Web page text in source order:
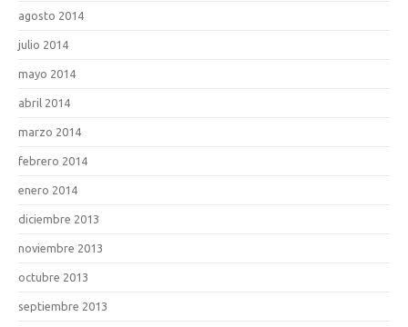
agosto 2014
julio 2014
mayo 2014
abril 2014
marzo 2014
febrero 2014
enero 2014
diciembre 2013
noviembre 2013
octubre 2013
septiembre 2013